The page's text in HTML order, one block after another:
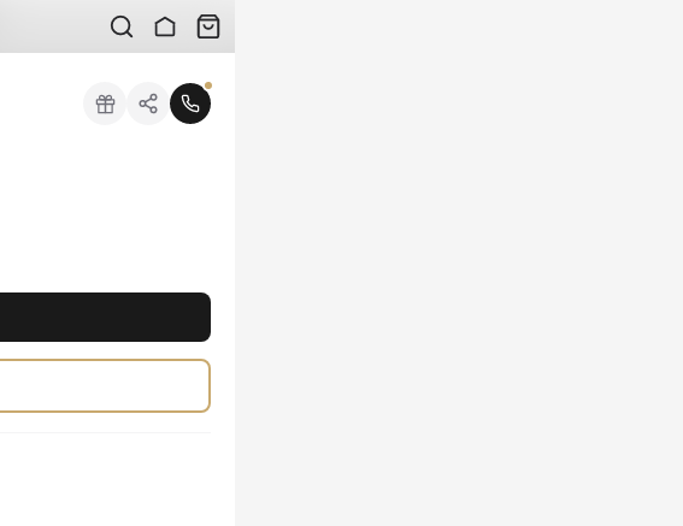
당 평균 4~8장의 검수 사진을 받아보실 수 있습니다.
자 시에는 무료입니다.
공정을 거쳐 깊이 있는 색감과 섬세한 질감을 선사하며, 프리미엄 나일론 소재가 선사하는